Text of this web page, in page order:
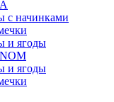
с начинками
и ягоды
и ягоды